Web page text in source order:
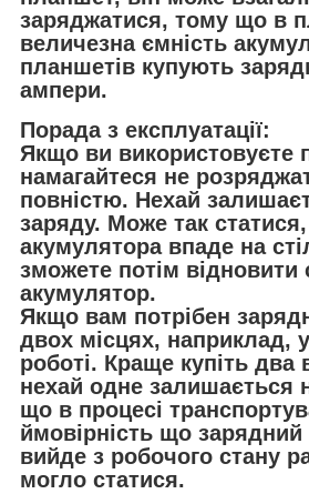
заряджатися, тому що в
величезна ємність
планшетів купують
ампери.
Порада з експлуатації:
Якщо ви використовуєте
намагайтеся не
повністю. Нехай
заряду. Може так
акумулятора впаде на
зможете потім відновити
акумулятор.
Якщо вам потрібен
двох місцях, наприклад,
роботі. Краще купіть два
нехай одне залишається
що в процесі
ймовірність що зарядний
вийде з робочого стану
могло статися.